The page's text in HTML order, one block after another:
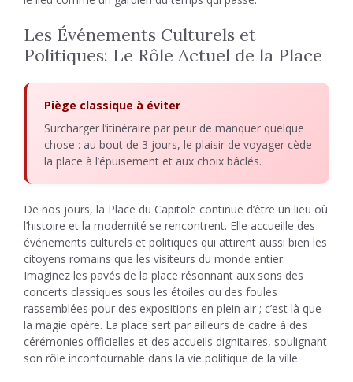
Les Événements Culturels et
Politiques: Le Rôle Actuel de la Place
Piège classique à éviter
Surcharger l’itinéraire par peur de manquer quelque
chose : au bout de 3 jours, le plaisir de voyager cède
la place à l’épuisement et aux choix bâclés.
De nos jours, la Place du Capitole continue d’être un lieu où
l’histoire et la modernité se rencontrent. Elle accueille des
événements culturels et politiques qui attirent aussi bien les
citoyens romains que les visiteurs du monde entier.
Imaginez les pavés de la place résonnant aux sons des
concerts classiques sous les étoiles ou des foules
rassemblées pour des expositions en plein air ; c’est là que
la magie opère. La place sert par ailleurs de cadre à des
cérémonies officielles et des accueils dignitaires, soulignant
son rôle incontournable dans la vie politique de la ville.